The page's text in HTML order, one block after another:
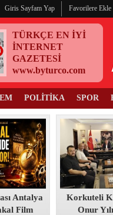
Giris Sayfam Yap Favorilere Ekle
TÜRKÇE EN İYİ
İNTERNET
GAZETESİ
www.byturco.com
POLİTİKA SPOR
Antalya
Film
Korkuteli
Onur